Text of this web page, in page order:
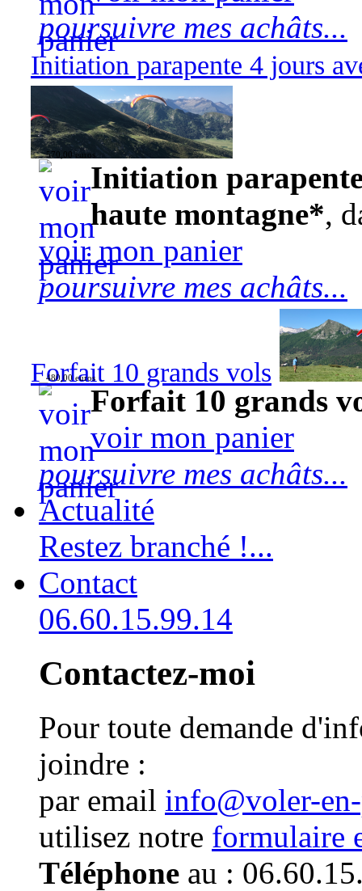
poursuivre mes achâts...
Initiation parapente 4 jours
570,00 euros
Initiation
haute montagne*,
voir mon panier
poursuivre mes achâts...
Forfait 10 grands vols
480,00 euros
Forfait 10 grands
voir mon panier
poursuivre mes achâts...
Actualité
Restez branché !...
Contact
06.60.15.99.14
Contactez-moi
Pour toute demande
joindre :
par email info@voler-
utilisez notre formulaire
Téléphone au :